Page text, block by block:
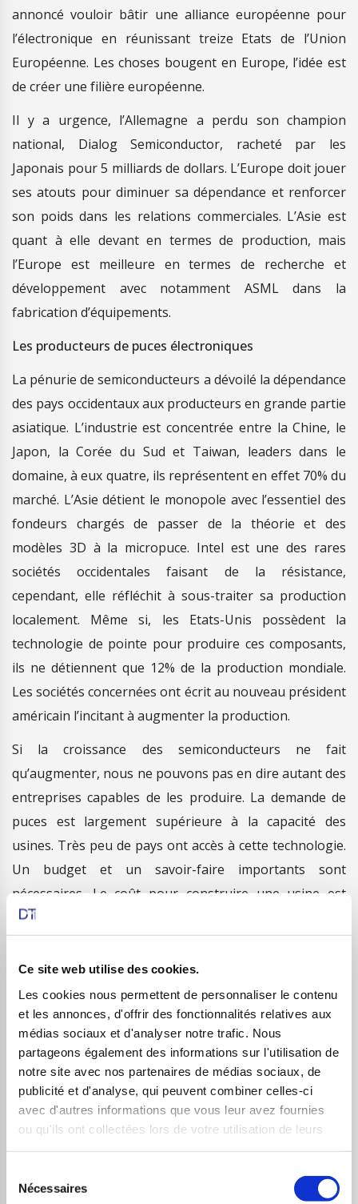
Ce site web utilise des cookies.
Les cookies nous permettent de personnaliser le contenu
et les annonces, d'offrir des fonctionnalités relatives aux
médias sociaux et d'analyser notre trafic. Nous
partageons également des informations sur l'utilisation de
notre site avec nos partenaires de médias sociaux, de
publicité et d'analyse, qui peuvent combiner celles-ci
avec d'autres informations que vous leur avez fournies
ou qu'ils ont collectées lors de votre utilisation de leurs
Nécessaires
annoncé vouloir bâtir une alliance européenne pour
l’électronique en réunissant treize Etats de l’Union
Européenne. Les choses bougent en Europe, l’idée est
de créer une filière européenne.
Il y a urgence, l’Allemagne a perdu son champion
national, Dialog Semiconductor, racheté par les
Japonais pour 5 milliards de dollars. L’Europe doit jouer
ses atouts pour diminuer sa dépendance et renforcer
son poids dans les relations commerciales. L’Asie est
quant à elle devant en termes de production, mais
l’Europe est meilleure en termes de recherche et
développement avec notamment ASML dans la
fabrication d’équipements.
Les producteurs de puces électroniques
La pénurie de semiconducteurs a dévoilé la dépendance
des pays occidentaux aux producteurs en grande partie
asiatique. L’industrie est concentrée entre la Chine, le
Japon, la Corée du Sud et Taiwan, leaders dans le
domaine, à eux quatre, ils représentent en effet 70% du
marché. L’Asie détient le monopole avec l’essentiel des
fondeurs chargés de passer de la théorie et des
modèles 3D à la micropuce. Intel est une des rares
sociétés occidentales faisant de la résistance,
cependant, elle réfléchit à sous-traiter sa production
localement. Même si, les Etats-Unis possèdent la
technologie de pointe pour produire ces composants,
ils ne détiennent que 12% de la production mondiale.
Les sociétés concernées ont écrit au nouveau président
américain l’incitant à augmenter la production.
Si la croissance des semiconducteurs ne fait
qu’augmenter, nous ne pouvons pas en dire autant des
entreprises capables de les produire. La demande de
puces est largement supérieure à la capacité des
usines. Très peu de pays ont accès à cette technologie.
Un budget et un savoir-faire importants sont
nécessaires. Le coût pour construire une usine est
pharamineux. Il faut 4 mois et plus de 200 opérations à
l’échelle microscopique pour les produire. En outre,
selon TSMC, construire une nouvelle usine de
semiconducteurs prend au minimum 3 ans. Pour toutes
ces raisons, la pénurie pourrait ainsi durer jusqu’au
premier semestre 2022.